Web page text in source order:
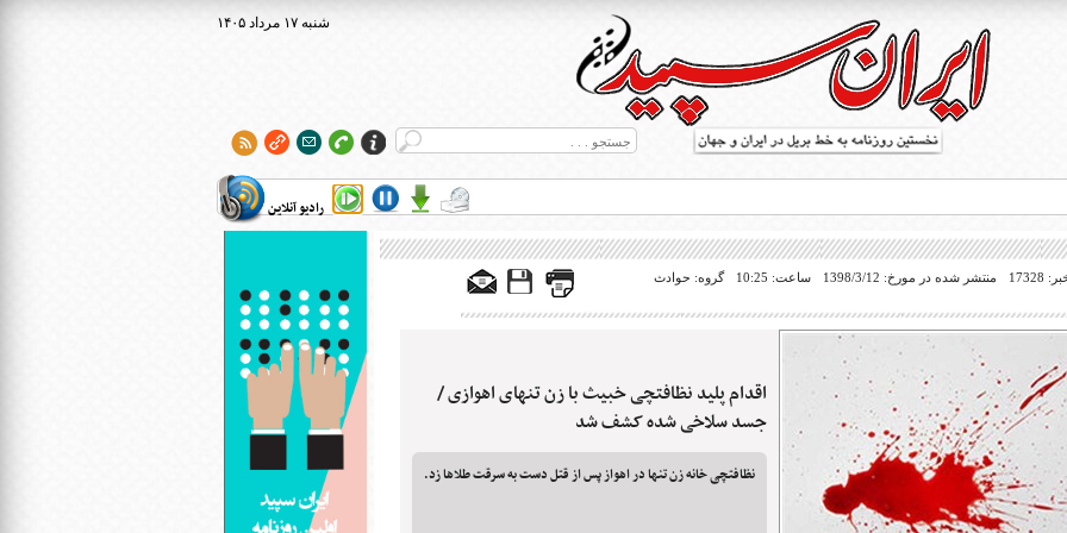
۱۴۰۵ شنبه ۱۷ مرداد
رادیو آنلاین
بریل در جهان
منتشر شده در مورخ: 1398/3/12 ساعت: 10:25 گروه: حوادث
اقدام پلید نظافتچی خبیث با زن تنهای اهوازی /
جسد سلاخی شده کشف شد
نظافتچی خانه زن تنها در اهواز پس از قتل دست به سرقت طلاها زد.